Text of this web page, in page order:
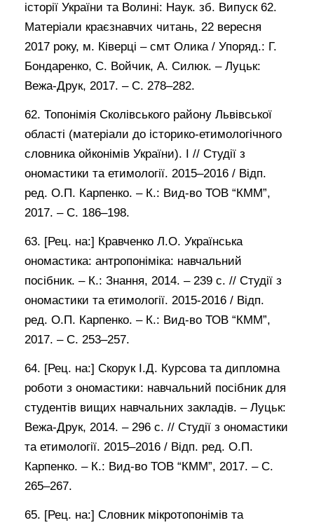
історії України та Волині: Наук. зб. Випуск 62.
Матеріали краєзнавчих читань, 22 вересня
2017 року, м. Ківерці – смт Олика / Упоряд.: Г.
Бондаренко, С. Войчик, А. Силюк. – Луцьк:
Вежа-Друк, 2017. – С. 278–282.
62. Топонімія Сколівського району Львівської
області (матеріали до історико-етимологічного
словника ойконімів України). І // Студії з
ономастики та етимології. 2015–2016 / Відп.
ред. О.П. Карпенко. – К.: Вид-во ТОВ “КММ”,
2017. – С. 186–198.
63. [Рец. на:] Кравченко Л.О. Українська
ономастика: антропоніміка: навчальний
посібник. – К.: Знання, 2014. – 239 с. // Студії з
ономастики та етимології. 2015-2016 / Відп.
ред. О.П. Карпенко. – К.: Вид-во ТОВ “КММ”,
2017. – С. 253–257.
64. [Рец. на:] Скорук І.Д. Курсова та дипломна
роботи з ономастики: навчальний посібник для
студентів вищих навчальних закладів. – Луцьк:
Вежа-Друк, 2014. – 296 с. // Студії з ономастики
та етимології. 2015–2016 / Відп. ред. О.П.
Карпенко. – К.: Вид-во ТОВ “КММ”, 2017. – С.
265–267.
65. [Рец. на:] Словник мікротопонімів та